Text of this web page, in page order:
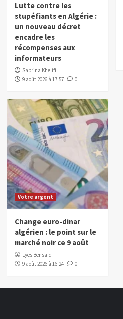
Lutte contre les
stupéfiants en Algérie :
un nouveau décret
encadre les
récompenses aux
informateurs
Sabrina Khelifi
9 août 2026 à 17:57
0
Votre argent
Change euro-dinar
algérien : le point sur le
marché noir ce 9 août
Lyes Bensaïd
9 août 2026 à 16:24
0